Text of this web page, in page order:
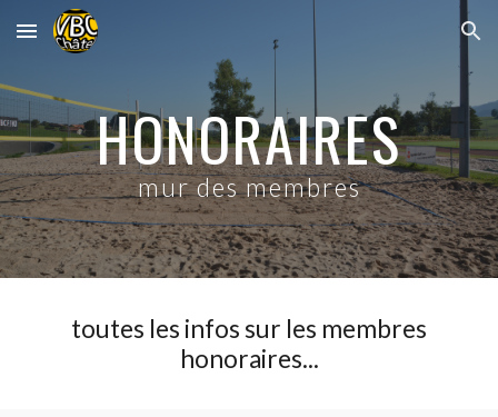
Skip to main content Skip to navigation
HONORAIRES
mur des membres
toutes les infos sur les membres
honoraires...